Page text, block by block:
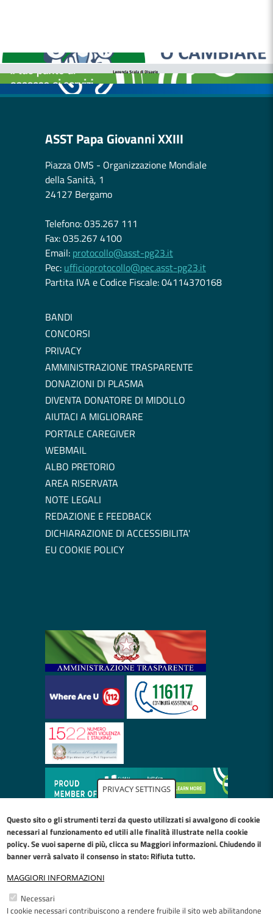
PRIVACY SETTINGS
Questo sito o gli strumenti terzi da questo utilizzati si avvalgono di cookie
necessari al funzionamento ed utili alle finalità illustrate nellacookie
policy. Se vuoi saperne di più, clicca su Maggiori informazioni. Chiudendo il
banner verrà salvato il consenso in stato: Rifiuta tutto.
MAGGIORI INFORMAZIONI
Necessari
I cookie necessari contribuiscono a rendere fruibile il sito web abilitandone
BOLLETTINI DISAGIO DA CALORE
CASE DI COMUNITÀ
OSPEDALE DI COMUNITÀ
ASST Papa Giovanni XXIII
Piazza OMS - Organizzazione Mondiale
della Sanità, 1
24127 Bergamo
Telefono: 035.267 111
Fax: 035.267 4100
Email: protocollo@asst-pg23.it
Pec: ufficioprotocollo@pec.asst-pg23.it
Partita IVA e Codice Fiscale: 04114370168
BANDI
CONCORSI
PRIVACY
AMMINISTRAZIONE TRASPARENTE
DONAZIONI DI PLASMA
DIVENTA DONATORE DI MIDOLLO
AIUTACI A MIGLIORARE
PORTALE CAREGIVER
WEBMAIL
ALBO PRETORIO
AREA RISERVATA
NOTE LEGALI
REDAZIONE E FEEDBACK
DICHIARAZIONE DI ACCESSIBILITA'
EU COOKIE POLICY
Restiamo in contatto